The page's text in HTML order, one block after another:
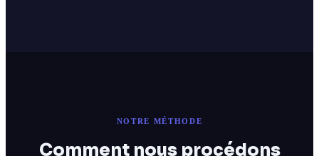
NOTRE MÉTHODE
Comment nous procédons